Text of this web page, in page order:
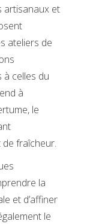
artisanaux et
ateliers de
celles du
à
le
de fraîcheur.
la
et d’affiner
le